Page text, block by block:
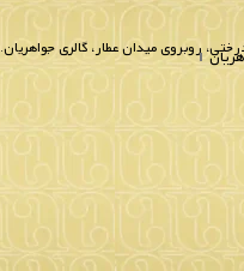
درختی، روبروی میدان عطار، گالری جواهریان.